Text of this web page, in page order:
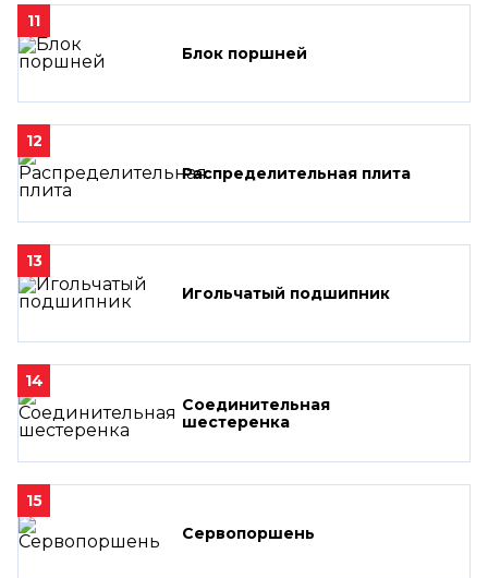
11
Блок поршней
12
Распределительная плита
13
Игольчатый подшипник
14
Соединительная
шестеренка
15
Сервопоршень